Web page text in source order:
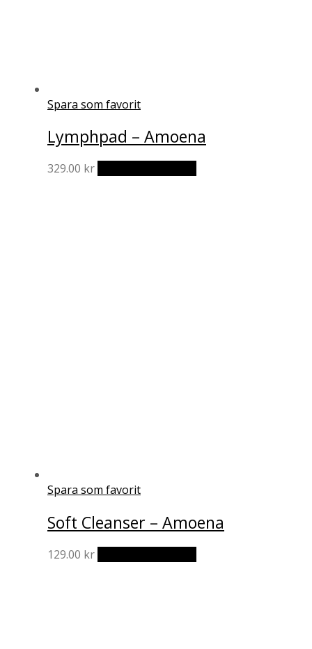
Spara som favorit
Lymphpad – Amoena
329.00 kr
Spara som favorit
Soft Cleanser – Amoena
129.00 kr